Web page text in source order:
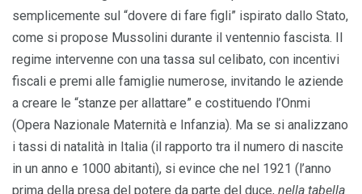
semplicemente sul “dovere di fare figli” ispirato dallo Stato,
come si propose Mussolini durante il ventennio fascista. Il
regime intervenne con una tassa sul celibato, con incentivi
fiscali e premi alle famiglie numerose, invitando le aziende
a creare le “stanze per allattare” e costituendo l’Onmi
(Opera Nazionale Maternità e Infanzia). Ma se si analizzano
i tassi di natalità in Italia (il rapporto tra il numero di nascite
in un anno e 1000 abitanti), si evince che nel 1921 (l’anno
prima della presa del potere da parte del duce, nella tabella